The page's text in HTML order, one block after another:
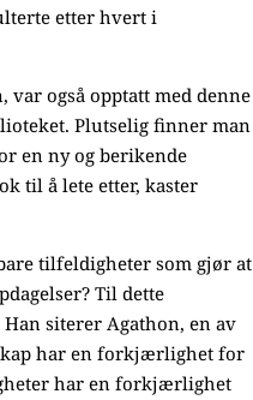
etter hvert i
også opptatt med denne
Plutselig finner man
en ny og berikende
til å lete etter, kaster
tilfeldigheter som gjør at
Til dette
siterer Agathon, en av
har en forkjærlighet for
har en forkjærlighet